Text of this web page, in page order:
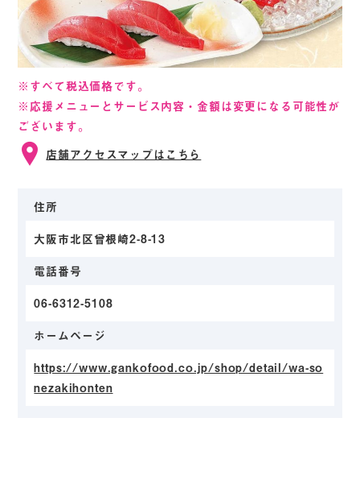
※すべて税込価格です。
※応援メニューとサービス内容・金額は変更になる可能性が
ございます。
店舗アクセスマップはこちら
住所
大阪市北区曾根崎2-8-13
電話番号
06-6312-5108
ホームページ
https://www.gankofood.co.jp/shop/detail/wa-so
nezakihonten